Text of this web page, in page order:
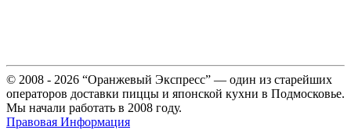
© 2008 - 2026 “Оранжевый Экспресс” — один из старейших
операторов доставки пиццы и японской кухни в Подмосковье.
Мы начали работать в 2008 году.
Правовая Информация